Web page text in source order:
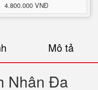
4.800.000 VNĐ
Mô tả
Nhân Đa